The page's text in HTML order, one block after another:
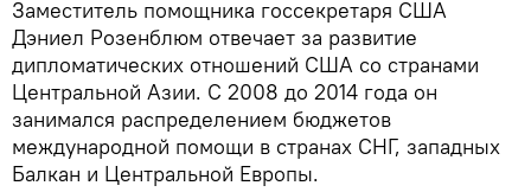
Заместитель помощника госсекретаря США
Дэниел Розенблюм отвечает за развитие
дипломатических отношений США со странами
Центральной Азии. С 2008 до 2014 года он
занимался распределением бюджетов
международной помощи в странах СНГ, западных
Балкан и Центральной Европы.